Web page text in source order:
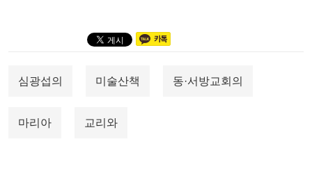
심광섭의 미술산책 동·서방교회의
마리아 교리와